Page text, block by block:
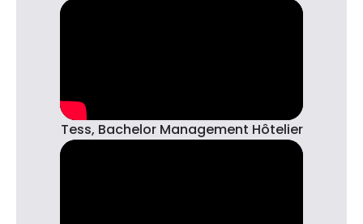
Tess, Bachelor Management Hôtelier